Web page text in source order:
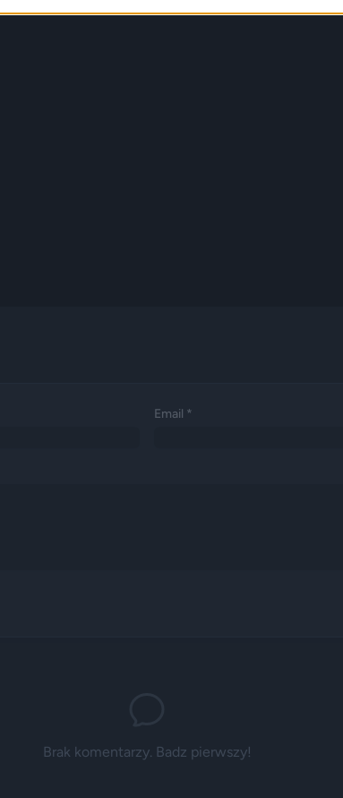
Email *
Brak komentarzy. Badz pierwszy!